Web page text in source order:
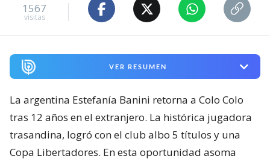
1567
visitas
VER RESUMEN
La argentina Estefanía Banini retorna a Colo Colo
tras 12 años en el extranjero. La histórica jugadora
trasandina, logró con el club albo 5 títulos y una
Copa Libertadores. En esta oportunidad asoma